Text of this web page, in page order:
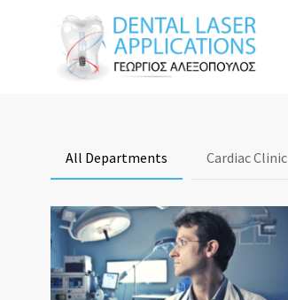
All Departments Cardiac Clinic